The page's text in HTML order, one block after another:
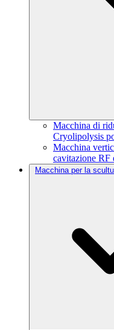
Macchina di
Cryolipolysis
Macchina
cavitazione
Macchina per la